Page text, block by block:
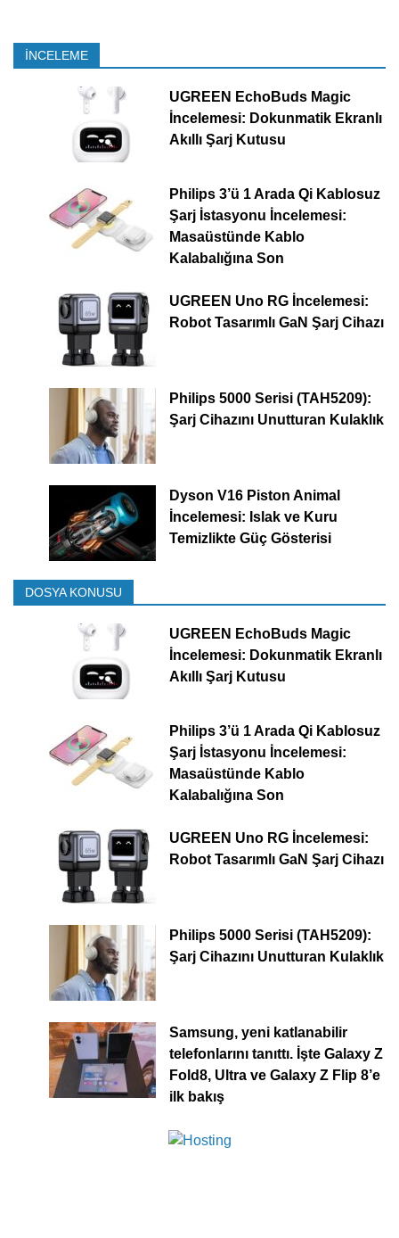
İNCELEME
UGREEN EchoBuds Magic
İncelemesi: Dokunmatik Ekranlı
Akıllı Şarj Kutusu
Philips 3’ü 1 Arada Qi Kablosuz
Şarj İstasyonu İncelemesi:
Masaüstünde Kablo
Kalabalığına Son
UGREEN Uno RG İncelemesi:
Robot Tasarımlı GaN Şarj Cihazı
Philips 5000 Serisi (TAH5209):
Şarj Cihazını Unutturan Kulaklık
Dyson V16 Piston Animal
İncelemesi: Islak ve Kuru
Temizlikte Güç Gösterisi
DOSYA KONUSU
UGREEN EchoBuds Magic
İncelemesi: Dokunmatik Ekranlı
Akıllı Şarj Kutusu
Philips 3’ü 1 Arada Qi Kablosuz
Şarj İstasyonu İncelemesi:
Masaüstünde Kablo
Kalabalığına Son
UGREEN Uno RG İncelemesi:
Robot Tasarımlı GaN Şarj Cihazı
Philips 5000 Serisi (TAH5209):
Şarj Cihazını Unutturan Kulaklık
Samsung, yeni katlanabilir
telefonlarını tanıttı. İşte Galaxy Z
Fold8, Ultra ve Galaxy Z Flip 8’e
ilk bakış